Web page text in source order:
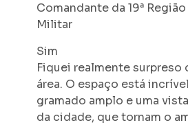
Comandante da 19ª
Militar
Sim
Fiquei realmente surpreso
área. O espaço está
gramado amplo e uma
da cidade, que tornam o